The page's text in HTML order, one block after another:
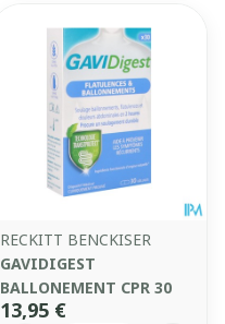
RECKITT BENCKISER
GAVIDIGEST
BALLONEMENT CPR 30
13,95 €